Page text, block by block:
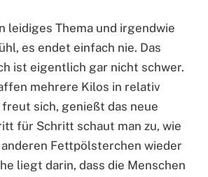
leidiges Thema und irgendwie
es endet einfach nie. Das
ist eigentlich gar nicht schwer.
mehrere Kilos in relativ
sich, genießt das neue
für Schritt schaut man zu, wie
Fettpölsterchen wieder
liegt darin, dass die Menschen